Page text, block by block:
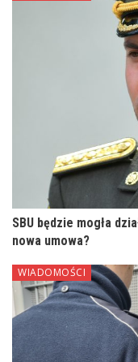
SBU będzie mogła
nowa umowa?
WIADOMOŚCI